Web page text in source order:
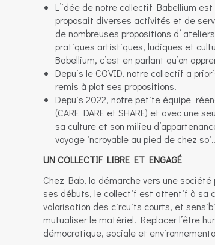
L’idée de notre collectif Babellium
proposait diverses activités et de
de nombreuses propositions d’
pratiques artistiques, ludiques et
Babellium, c’est en parlant qu’on
Depuis le COVID, notre collectif a
remis à plat ses propositions.
Depuis 2022, notre petite équipe
(CARE DARE et SHARE) et avec une
sa culture et son milieu
voyage incroyable au pied de chez
UN COLLECTIF LIBRE ET ENGAGÉ
Chez Bab, la démarche vers une
ses débuts, le collectif est attentif à sa
valorisation des circuits courts, et
mutualiser le matériel. Replacer l’être
démocratique, sociale et